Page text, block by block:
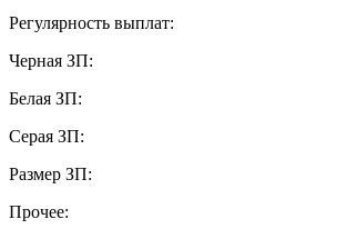
Регулярность выплат:
Черная ЗП:
Белая ЗП:
Серая ЗП:
Размер ЗП:
Прочее: